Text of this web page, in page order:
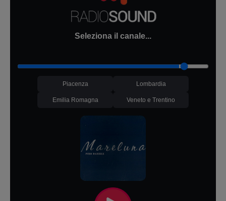
Seleziona il canale...
Piacenza Lombardia
Emilia Romagna Veneto e Trentino